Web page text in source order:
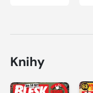
Knihy